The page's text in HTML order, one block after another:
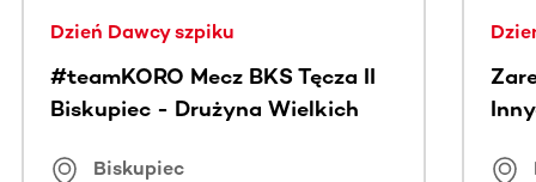
Dzień Dawcy szpiku
#teamKORO Mecz BKS Tęcza II
Biskupiec - Drużyna Wielkich
Biskupiec